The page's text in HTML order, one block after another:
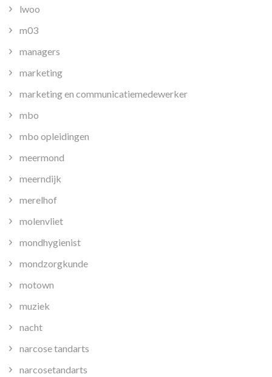
lwoo
m03
managers
marketing
marketing en communicatiemedewerker
mbo
mbo opleidingen
meermond
meerndijk
merelhof
molenvliet
mondhygienist
mondzorgkunde
motown
muziek
nacht
narcose tandarts
narcosetandarts